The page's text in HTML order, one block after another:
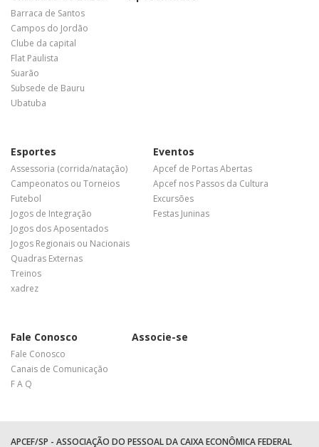
Barraca de Santos
Campos do Jordão
Clube da capital
Flat Paulista
Suarão
Subsede de Bauru
Ubatuba
Esportes
Assessoria (corrida/natação)
Campeonatos ou Torneios
Futebol
Jogos de Integração
Jogos dos Aposentados
Jogos Regionais ou Nacionais
Quadras Externas
Treinos
xadrez
Eventos
Apcef de Portas Abertas
Apcef nos Passos da Cultura
Excursões
Festas Juninas
Fale Conosco
Fale Conosco
Canais de Comunicação
F A Q
Associe-se
APCEF/SP - ASSOCIAÇÃO DO PESSOAL DA CAIXA ECONÔMICA FEDERAL